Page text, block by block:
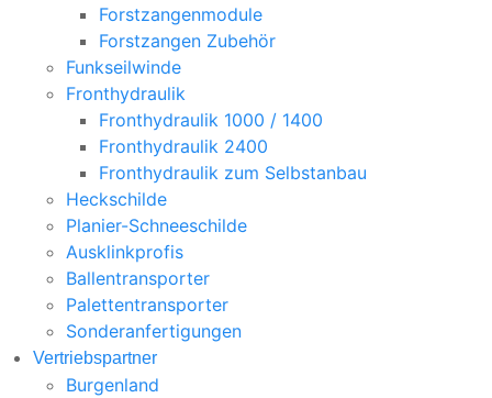
Forstzangenmodule
Forstzangen Zubehör
Funkseilwinde
Fronthydraulik
Fronthydraulik 1000 / 1400
Fronthydraulik 2400
Fronthydraulik zum Selbstanbau
Heckschilde
Planier-Schneeschilde
Ausklinkprofis
Ballentransporter
Palettentransporter
Sonderanfertigungen
Vertriebspartner
Burgenland